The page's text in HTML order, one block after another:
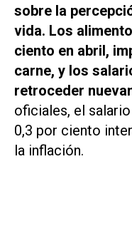
sobre la
vida. Los
ciento en abril,
carne, y los
retroceder
oficiales, el
0,3 por ciento
la inflación.